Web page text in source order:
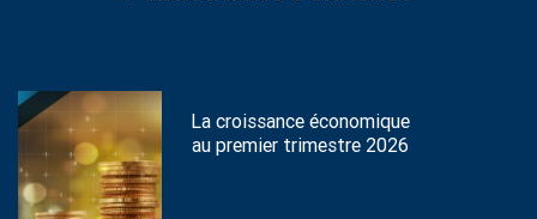
La croissance économique
au premier trimestre 2026